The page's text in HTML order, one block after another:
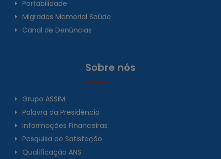
Portabilidade
Migrados Memorial Saúde
Canal de Denúncias
Sobre nós
Grupo ASSIM
Palavra da Presidência
Informações Financeiras
Pesquisa de Satisfação
Qualificação ANS